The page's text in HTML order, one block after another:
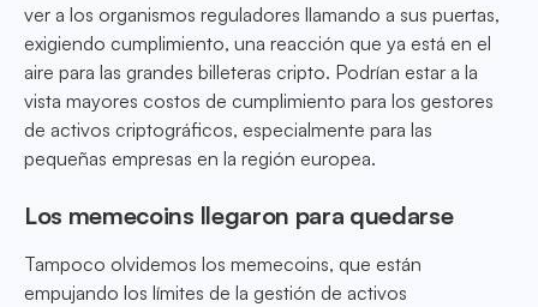
ver a los organismos reguladores llamando a sus puertas,
exigiendo cumplimiento, una reacción que ya está en el
aire para las grandes billeteras cripto. Podrían estar a la
vista mayores costos de cumplimiento para los gestores
de activos criptográficos, especialmente para las
pequeñas empresas en la región europea.
Los memecoins llegaron para quedarse
Tampoco olvidemos los memecoins, que están
empujando los límites de la gestión de activos